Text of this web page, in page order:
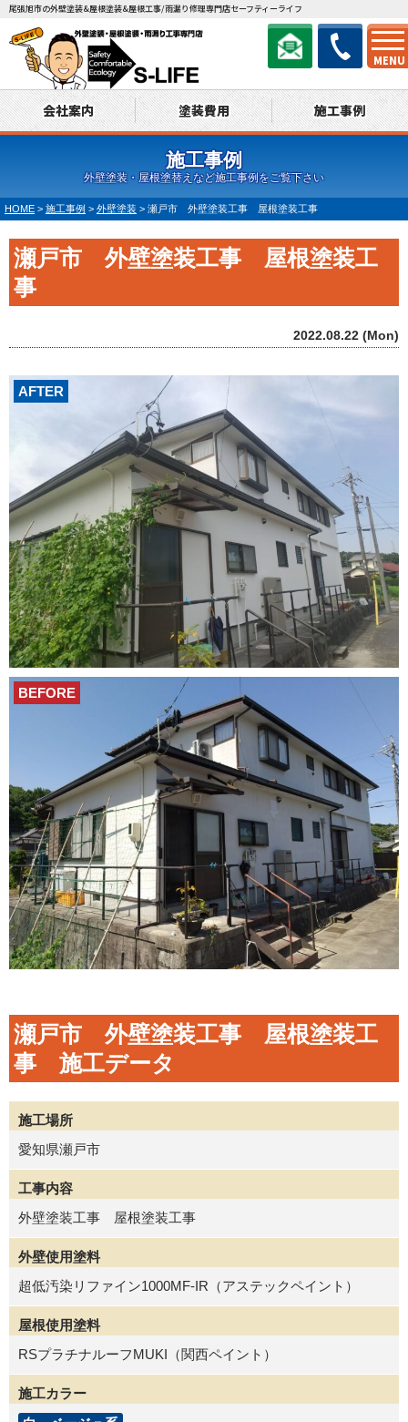
MENU
尾張旭市の外壁塗装&屋根塗装&屋根工事/雨漏り修理専門店セーフティーライフ
会社案内 塗装費用 施工事例
施工事例
外壁塗装・屋根塗替えなど施工事例をご覧下さい
HOME > 施工事例 > 外壁塗装 > 瀬戸市 外壁塗装工事 屋根塗装工事
瀬戸市 外壁塗装工事 屋根塗装工
事
2022.08.22 (Mon)
AFTER
BEFORE
瀬戸市 外壁塗装工事 屋根塗装工
事 施工データ
施工場所
愛知県瀬戸市
工事内容
外壁塗装工事 屋根塗装工事
外壁使用塗料
超低汚染リファイン1000MF-IR（アステックペイント）
屋根使用塗料
RSプラチナルーフMUKI（関西ペイント）
施工カラー